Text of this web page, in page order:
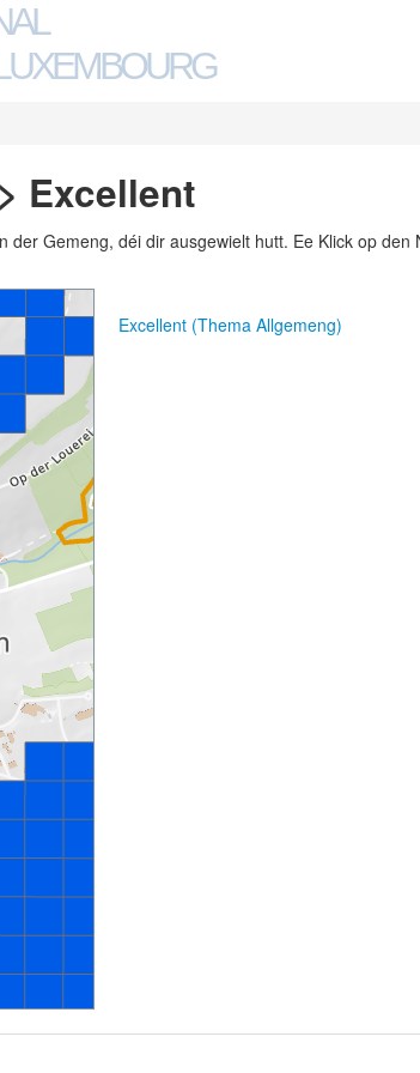
Excellent
der Gemeng, déi dir ausgewielt hutt. Ee Klick op
Excellent (Thema Allgemeng)